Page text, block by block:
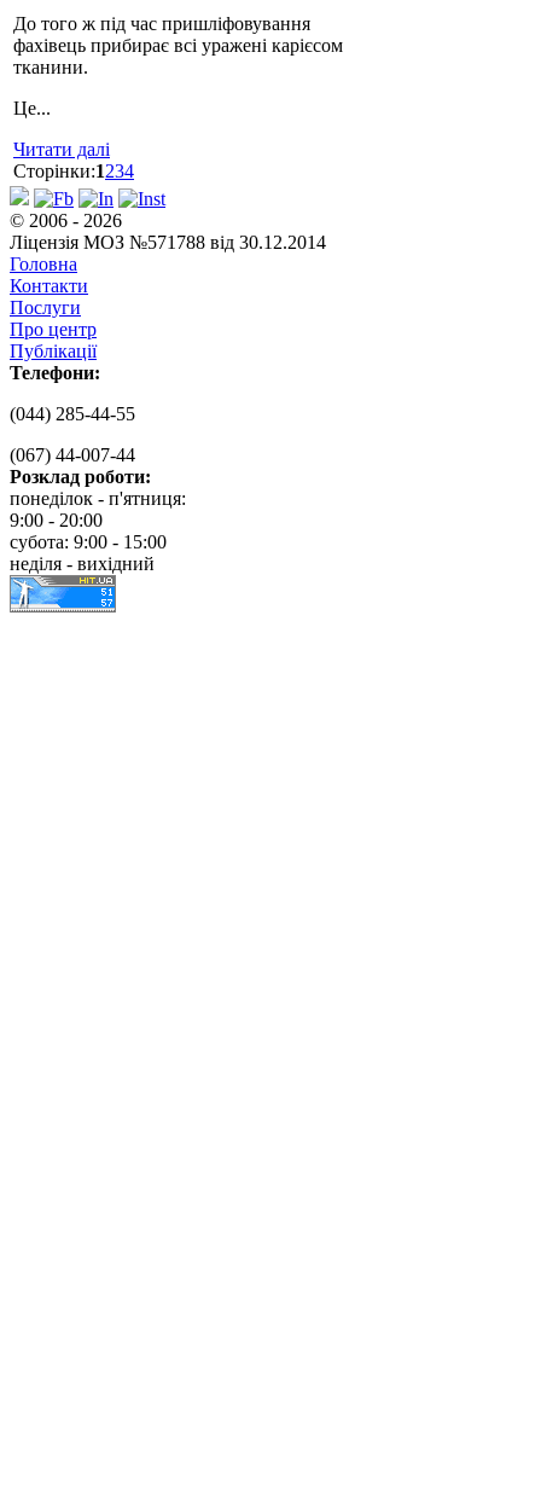
До того ж під час пришліфовування
фахівець прибирає всі уражені карієсом
тканини.
Це...
Читати далі
Сторінки:1234
© 2006 - 2026
Ліцензія МОЗ №571788 від 30.12.2014
Головна
Контакти
Послуги
Про центр
Публікації
Телефони:
(044) 285-44-55
(067) 44-007-44
Розклад роботи:
понеділок - п'ятниця:
9:00 - 20:00
субота: 9:00 - 15:00
неділя - вихідний